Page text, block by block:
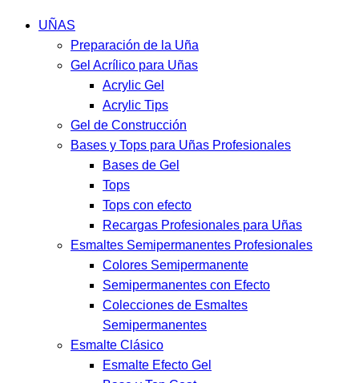
UÑAS
Preparación de la Uña
Gel Acrílico para Uñas
Acrylic Gel
Acrylic Tips
Gel de Construcción
Bases y Tops para Uñas Profesionales
Bases de Gel
Tops
Tops con efecto
Recargas Profesionales para Uñas
Esmaltes Semipermanentes Profesionales
Colores Semipermanente
Semipermanentes con Efecto
Colecciones de Esmaltes
Semipermanentes
Esmalte Clásico
Esmalte Efecto Gel